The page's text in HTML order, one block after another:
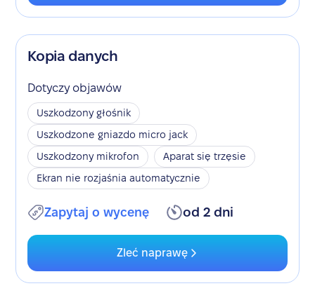
Kopia danych
Dotyczy objawów
Uszkodzony głośnik
Uszkodzone gniazdo micro jack
Uszkodzony mikrofon
Aparat się trzęsie
Ekran nie rozjaśnia automatycznie
Zapytaj o wycenę od 2 dni
Zleć naprawę